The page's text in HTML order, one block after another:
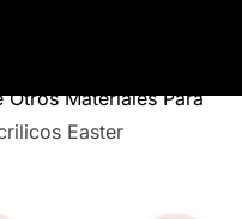
Otros Materiales Para
Easter